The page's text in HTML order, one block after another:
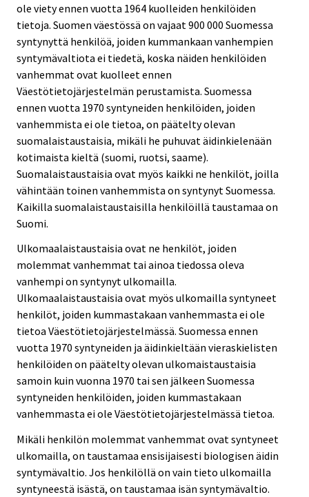
ole viety ennen vuotta 1964 kuolleiden henkilöiden
tietoja. Suomen väestössä on vajaat 900 000 Suomessa
syntynyttä henkilöä, joiden kummankaan vanhempien
syntymävaltiota ei tiedetä, koska näiden henkilöiden
vanhemmat ovat kuolleet ennen
Väestötietojärjestelmän perustamista. Suomessa
ennen vuotta 1970 syntyneiden henkilöiden, joiden
vanhemmista ei ole tietoa, on päätelty olevan
suomalaistaustaisia, mikäli he puhuvat äidinkielenään
kotimaista kieltä (suomi, ruotsi, saame).
Suomalaistaustaisia ovat myös kaikki ne henkilöt, joilla
vähintään toinen vanhemmista on syntynyt Suomessa.
Kaikilla suomalaistaustaisilla henkilöillä taustamaa on
Suomi.
Ulkomaalaistaustaisia ovat ne henkilöt, joiden
molemmat vanhemmat tai ainoa tiedossa oleva
vanhempi on syntynyt ulkomailla.
Ulkomaalaistaustaisia ovat myös ulkomailla syntyneet
henkilöt, joiden kummastakaan vanhemmasta ei ole
tietoa Väestötietojärjestelmässä. Suomessa ennen
vuotta 1970 syntyneiden ja äidinkieltään vieraskielisten
henkilöiden on päätelty olevan ulkomaistaustaisia
samoin kuin vuonna 1970 tai sen jälkeen Suomessa
syntyneiden henkilöiden, joiden kummastakaan
vanhemmasta ei ole Väestötietojärjestelmässä tietoa.
Mikäli henkilön molemmat vanhemmat ovat syntyneet
ulkomailla, on taustamaa ensisijaisesti biologisen äidin
syntymävaltio. Jos henkilöllä on vain tieto ulkomailla
syntyneestä isästä, on taustamaa isän syntymävaltio.